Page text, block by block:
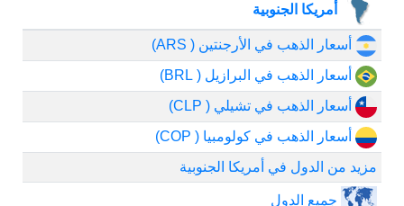
أمريكا الجنوبية
أسعار الذهب في الأرجنتين ( ARS)
أسعار الذهب في البرازيل ( BRL)
أسعار الذهب في تشيلي ( CLP)
أسعار الذهب في كولومبيا ( COP)
مزيد من الدول في أمريكا الجنوبية
جميع الدول